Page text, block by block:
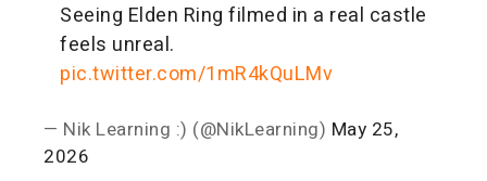
Seeing Elden Ring filmed in a real castle
feels unreal.
pic.twitter.com/1mR4kQuLMv
— Nik Learning :) (@NikLearning) May 25,
2026